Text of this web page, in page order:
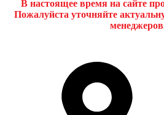
В настоящее время на сайте
Пожалуйста уточняйте